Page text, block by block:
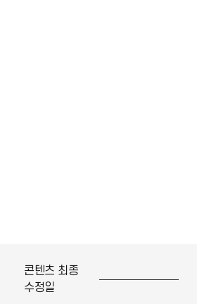
콘텐츠 최종
수정일